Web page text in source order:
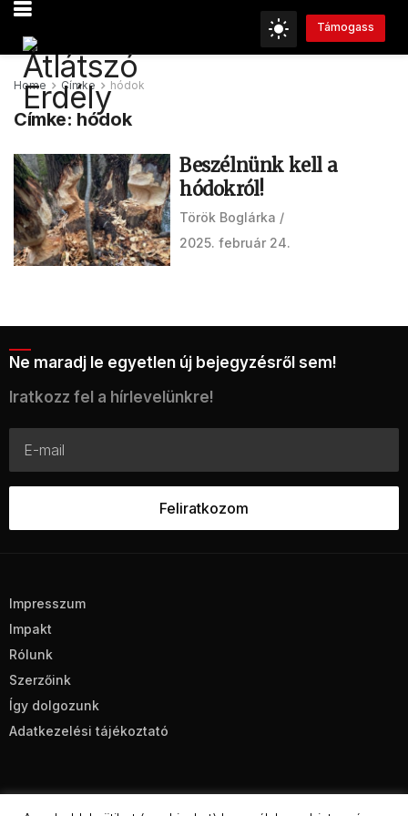
Támogass
Home Címke hódok
Címke: hódok
Beszélnünk kell a
hódokról!
Török Boglárka
2025. február 24.
Ne maradj le egyetlen új bejegyzésről sem!
Iratkozz fel a hírlevelünkre!
Impresszum
Impakt
Rólunk
Szerzőink
Így dolgozunk
Adatkezelési tájékoztató